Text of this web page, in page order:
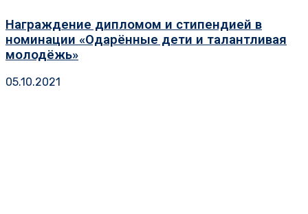
Награждение дипломом и стипендией в
номинации «Одарённые дети и талантливая
молодёжь»
05.10.2021